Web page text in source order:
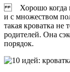
Хорошо когда
и с множеством
такая кроватка не
родителей. Она
порядок.